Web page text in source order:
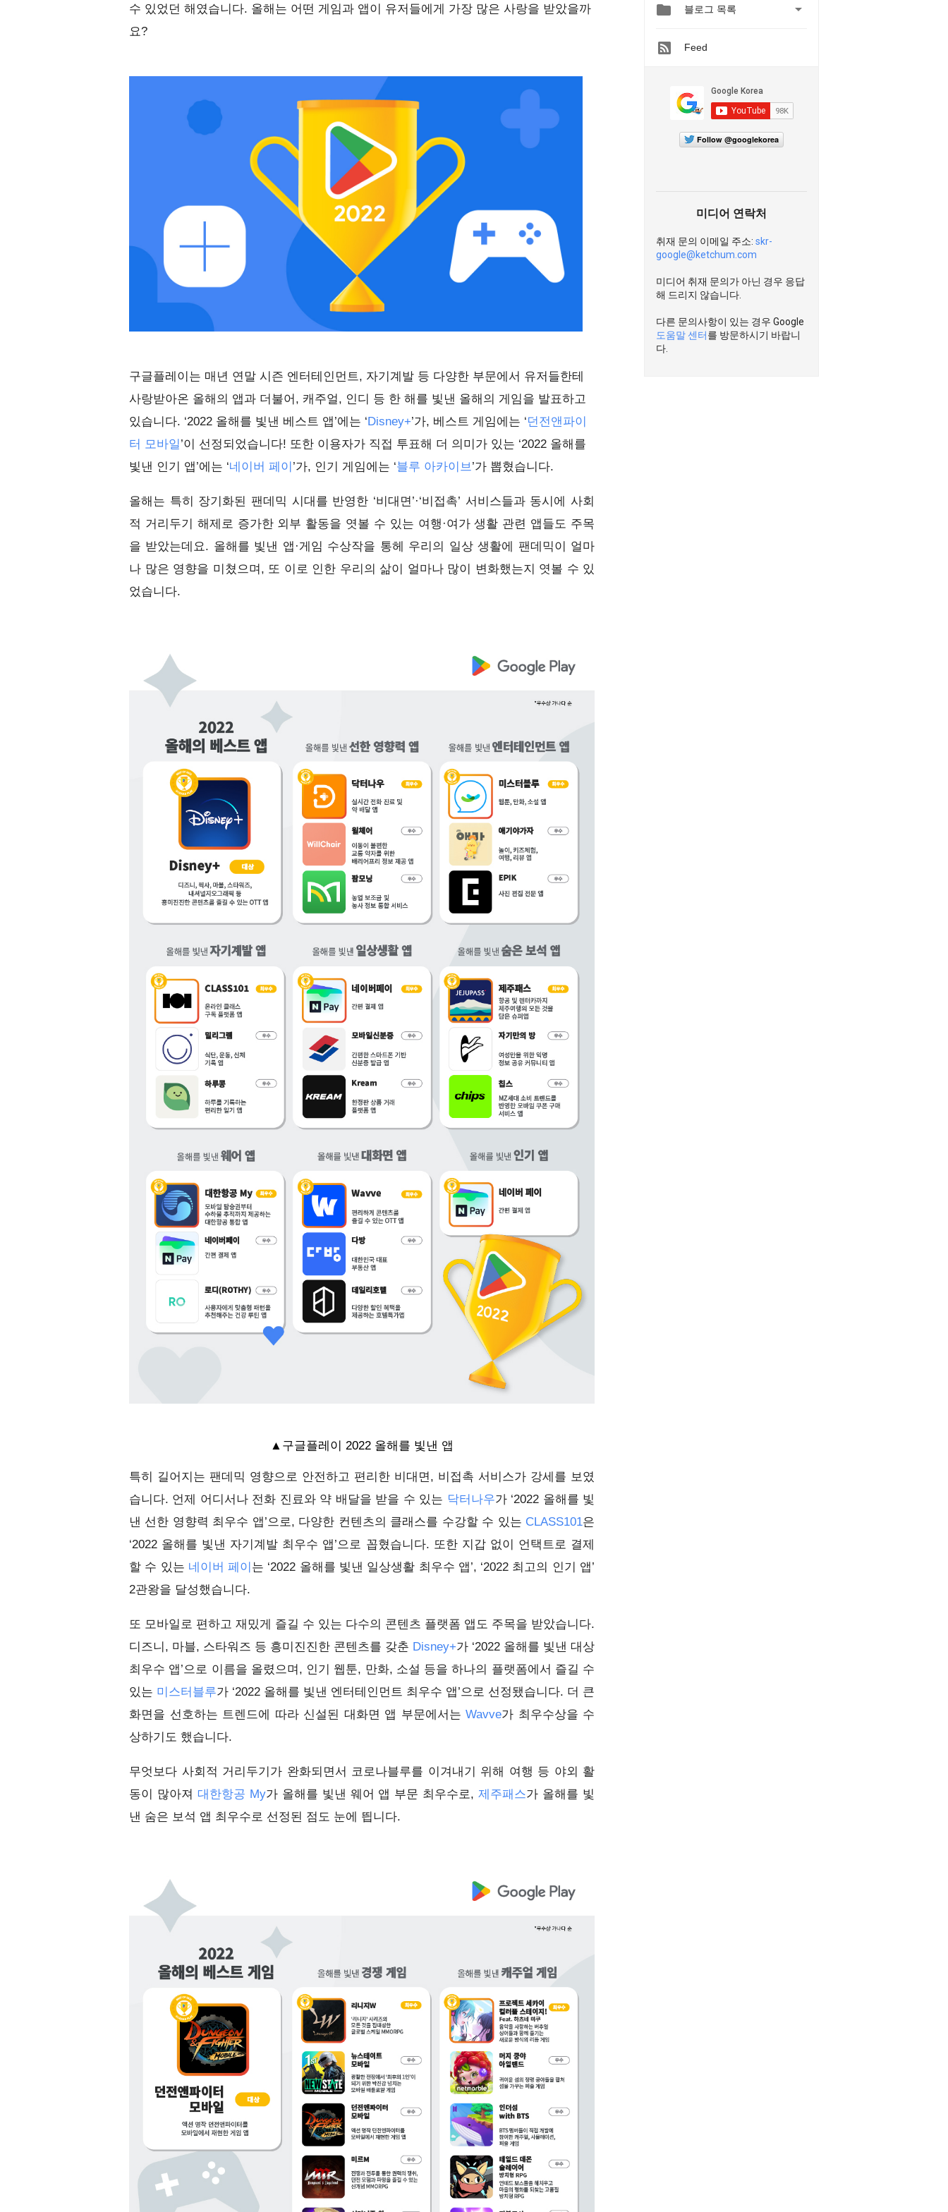
수 있었던 해였습니다. 올해는 어떤 게임과 앱이 유저들에게 가장 많은 사랑을 받았을까
요?
구글플레이는 매년 연말 시즌 엔터테인먼트, 자기계발 등 다양한 부문에서 유저들한테
사랑받아온 올해의 앱과 더불어, 캐주얼, 인디 등 한 해를 빛낸 올해의 게임을 발표하고
있습니다. ‘2022 올해를 빛낸 베스트 앱’에는 ‘Disney+’가, 베스트 게임에는 ‘던전앤파이
터 모바일’이 선정되었습니다! 또한 이용자가 직접 투표해 더 의미가 있는 ‘2022 올해를
빛낸 인기 앱’에는 ‘네이버 페이 ’가, 인기 게임에는 ‘블루 아카이브 ’가 뽑혔습니다.
올해는 특히 장기화된 팬데믹 시대를 반영한 ‘비대면’·‘비접촉’ 서비스들과 동시에 사회
적 거리두기 해제로 증가한 외부 활동을 엿볼 수 있는 여행 ·여가 생활 관련 앱들도 주목
을 받았는데요. 올해를 빛낸 앱·게임 수상작을 통헤 우리의 일상 생활에 팬데믹이 얼마
나 많은 영향을 미쳤으며, 또 이로 인한 우리의 삶이 얼마나 많이 변화했는지 엿볼 수 있
었습니다.
▲구글플레이 2022 올해를 빛낸 앱
특히 길어지는 팬데믹 영향으로 안전하고 편리한 비대면, 비접촉 서비스가 강세를 보였
습니다. 언제 어디서나 전화 진료와 약 배달을 받을 수 있는 닥터나우가 ‘2022 올해를 빛
낸 선한 영향력 최우수 앱’으로, 다양한 컨텐츠의 클래스를 수강할 수 있는 CLASS101은
‘2022 올해를 빛낸 자기계발 최우수 앱’으로 꼽혔습니다. 또한 지갑 없이 언택트로 결제
할 수 있는 네이버 페이 는 ‘2022 올해를 빛낸 일상생활 최우수 앱’, ‘2022 최고의 인기 앱’
2관왕을 달성했습니다.
또 모바일로 편하고 재밌게 즐길 수 있는 다수의 콘텐츠 플랫폼 앱도 주목을 받았습니다.
디즈니, 마블, 스타워즈 등 흥미진진한 콘텐츠를 갖춘 Disney+가 ‘2022 올해를 빛낸 대상
최우수 앱’으로 이름을 올렸으며, 인기 웹툰, 만화, 소설 등을 하나의 플랫폼에서 즐길 수
있는 미스터블루가 ‘2022 올해를 빛낸 엔터테인먼트 최우수 앱’으로 선정됐습니다. 더 큰
화면을 선호하는 트렌드에 따라 신설된 대화면 앱 부문에서는 Wavve가 최우수상을 수
상하기도 했습니다.
무엇보다 사회적 거리두기가 완화되면서 코로나블루를 이겨내기 위해 여행 등 야외 활
동이 많아져 대한항공 My가 올해를 빛낸 웨어 앱 부문 최우수로, 제주패스가 올해를 빛
낸 숨은 보석 앱 최우수로 선정된 점도 눈에 띕니다.
 블로그 목록 
Feed
Follow @googlekorea
미디어 연락처
취재 문의 이메일 주소: skr-
google@ketchum.com
미디어 취재 문의가 아닌 경우 응답
해 드리지 않습니다.
다른 문의사항이 있는 경우 Google
도움말 센터를 방문하시기 바랍니
다.